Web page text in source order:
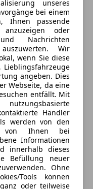
unseres
bei einem
Ihnen passende
oder
Nachrichten
Wir
wenn Sie diese
angeben. Dies
Webseite, da eine
entfällt. Mit
Händler
werden von den
von Ihnen bei
Informationen
innerhalb dieses
Befüllung neuer
Ohne
Tools können
oder teilweise